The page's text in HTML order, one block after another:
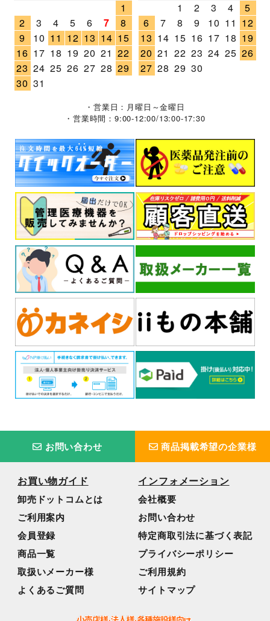
1
2
3 4 5 6 7
8
9
10 11 12 13 14 15
16 17 18 19 20 21 22
23 24 25 26 27 28 29
30 31
1
2 3 4
5
6
7 8 9 10 11 12
13 14 15 16 17 18 19
20 21 22 23 24 25 26
27 28 29 30
・営業日：月曜日～金曜日
・営業時間：9:00-12:00/13:00-17:30
お問い合わせ 商品掲載希望の企業様
お買い物ガイド
卸売ドットコムとは
ご利用案内
会員登録
商品一覧
取扱いメーカー様
よくあるご質問
インフォメーション
会社概要
お問い合わせ
特定商取引法に基づく表記
プライバシーポリシー
ご利用規約
サイトマップ